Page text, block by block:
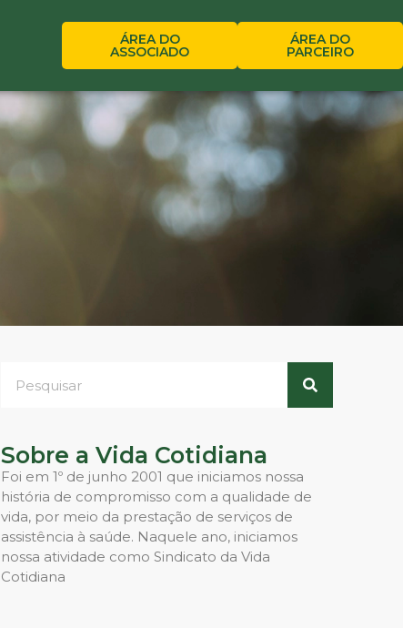
ÁREA DO
ASSOCIADO
ÁREA DO
PARCEIRO
Sobre a Vida Cotidiana
Foi em 1º de junho 2001 que iniciamos nossa
história de compromisso com a qualidade de
vida, por meio da prestação de serviços de
assistência à saúde. Naquele ano, iniciamos
nossa atividade como Sindicato da Vida
Cotidiana